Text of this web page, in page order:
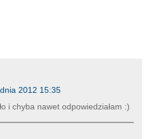
2012 15:35
i chyba nawet odpowiedziałam :)